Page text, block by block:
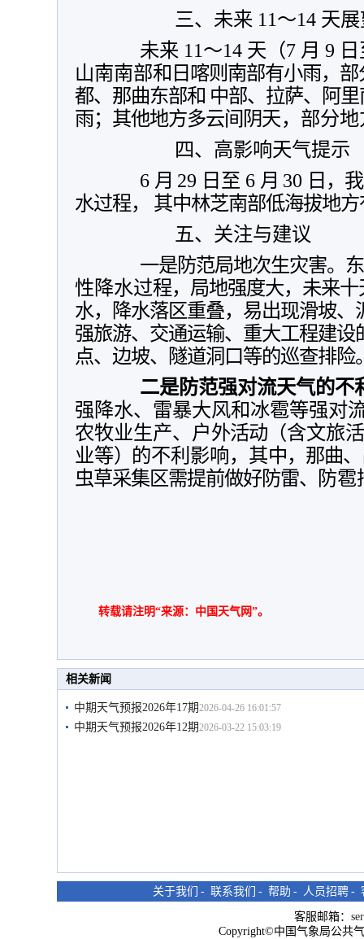
三、未来 11～14 天展
未来 11～14 天 （7 月 9
山南南部和日喀则南部有小雨，
都、那曲东部和 中部、拉萨、阿
雨；其他地方多云间阴天，部分
四、高影响天气提示
6 月 29 日至 6 月 30 日，
水过程， 其中林芝南部低海拔地
五、关注与建议
一是防范局地次生灾害。
性降水过程，局地强度大，未来
水，降水落区重叠，易出现滑坡
强旅游、交通运输、 重大工程建设
点、边坡、隧道洞口等的巡查排险
二是防范强对流天气的不
强降水、 雷暴大风和冰雹等强对
农牧业生产、户外活动 （含文旅
业等） 的不利影响，其中，那曲
虫草采集区需提前做好防雷、
防雹
转载请注明“来源：中国天气网”。
相关新闻
中期天气预报2026年17期2026-04-26 16:01:57
中期天气预报2026年12期2026-03-22 15:03:19
关于我们 - 联系我们 - 帮助 - 人员招聘 -
客服邮箱：
Copyright©中国气象局公共